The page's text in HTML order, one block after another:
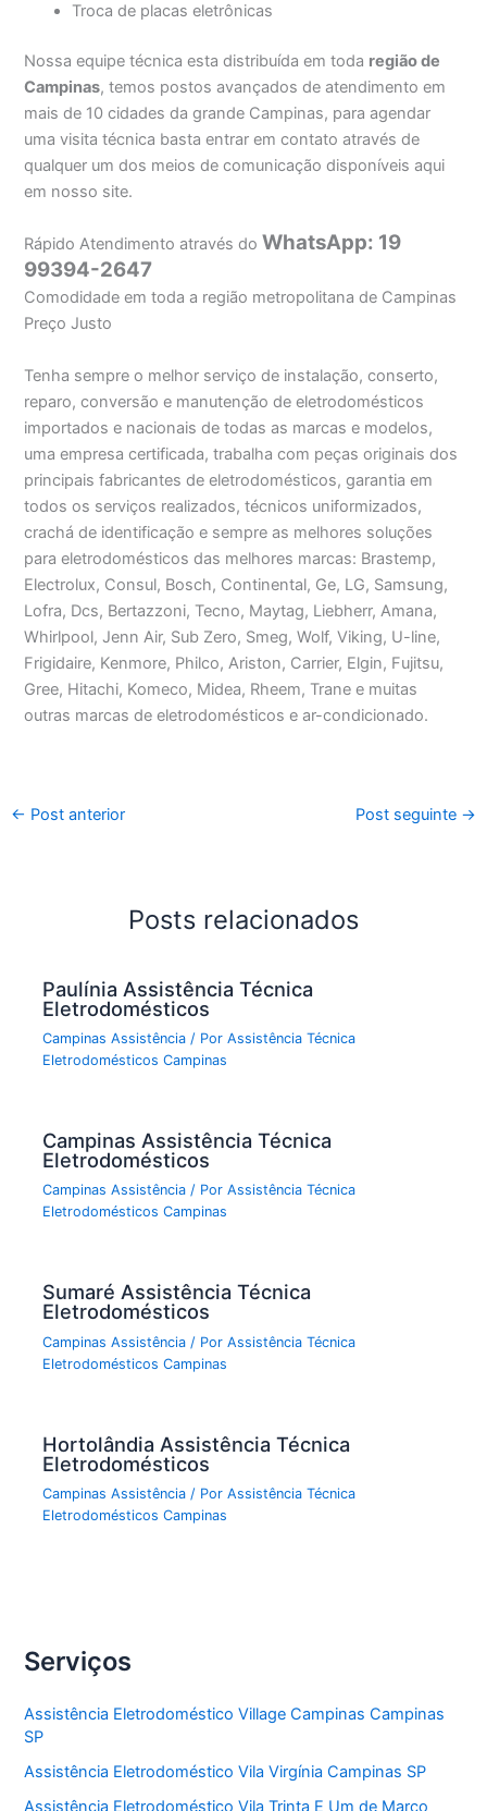
Troca de placas eletrônicas
Nossa equipe técnica esta distribuída em toda região de
Campinas, temos postos avançados de atendimento em
mais de 10 cidades da grande Campinas, para agendar
uma visita técnica basta entrar em contato através de
qualquer um dos meios de comunicação disponíveis aqui
em nosso site.
Rápido Atendimento através do WhatsApp: 19
99394-2647
Comodidade em toda a região metropolitana de Campinas
Preço Justo
Tenha sempre o melhor serviço de instalação, conserto,
reparo, conversão e manutenção de eletrodomésticos
importados e nacionais de todas as marcas e modelos,
uma empresa certificada, trabalha com peças originais dos
principais fabricantes de eletrodomésticos, garantia em
todos os serviços realizados, técnicos uniformizados,
crachá de identificação e sempre as melhores soluções
para eletrodomésticos das melhores marcas: Brastemp,
Electrolux, Consul, Bosch, Continental, Ge, LG, Samsung,
Lofra, Dcs, Bertazzoni, Tecno, Maytag, Liebherr, Amana,
Whirlpool, Jenn Air, Sub Zero, Smeg, Wolf, Viking, U-line,
Frigidaire, Kenmore, Philco, Ariston, Carrier, Elgin, Fujitsu,
Gree, Hitachi, Komeco, Midea, Rheem, Trane e muitas
outras marcas de eletrodomésticos e ar-condicionado.
← Post anterior Post seguinte →
Posts relacionados
Paulínia Assistência Técnica
Eletrodomésticos
Campinas Assistência / PorAssistência Técnica
Eletrodomésticos Campinas
Campinas Assistência Técnica
Eletrodomésticos
Campinas Assistência / PorAssistência Técnica
Eletrodomésticos Campinas
Sumaré Assistência Técnica
Eletrodomésticos
Campinas Assistência / PorAssistência Técnica
Eletrodomésticos Campinas
Hortolândia Assistência Técnica
Eletrodomésticos
Campinas Assistência / PorAssistência Técnica
Eletrodomésticos Campinas
Serviços
Assistência Eletrodoméstico Village Campinas Campinas
SP
Assistência Eletrodoméstico Vila Virgínia Campinas SP
Assistência Eletrodoméstico Vila Trinta E Um de Marco